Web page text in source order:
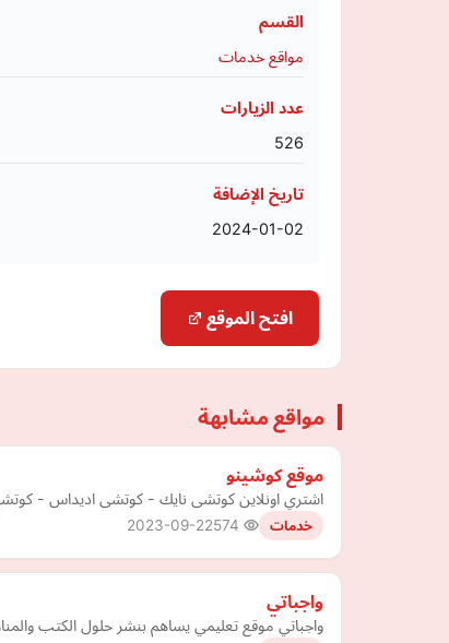
القسم
مواقع خدمات
عدد الزيارات
526
تاريخ الإضافة
2024-01-02
افتح الموقع
مواقع مشابهة
موقع كوشينو
اشتري اونلاين كوتشى نايك - كوتشى اديداس -
خدمات 2023-09-22
واجباتي
واجباتي موقع تعليمي يساهم بنشر حلول الكتب